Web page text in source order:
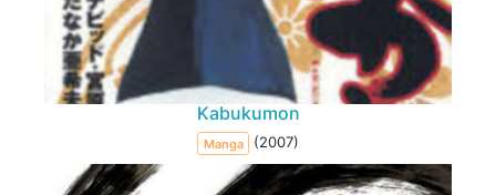
Kabukumon
Manga (2007)